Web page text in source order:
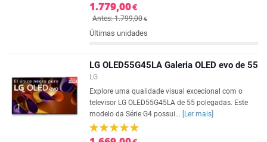
1.779,00€
Antes: 1.799,00€
Últimas unidades
LG OLED55G45LA Galeria OLED evo de 55
LG
Explore uma qualidade visual excecional com o
televisor LG OLED55G45LA de 55 polegadas. Este
modelo da Série G4 possui...
[Ler mais]